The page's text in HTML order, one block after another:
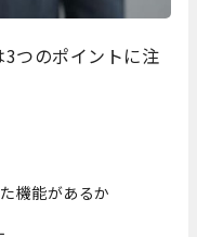
つのポイントに注
機能があるか